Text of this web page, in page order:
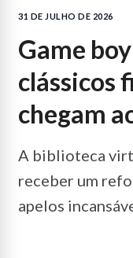
31 DE JULHO DE 2026
game boy advance: grandes
clássicos
chegam
A biblioteca
receber um
apelos